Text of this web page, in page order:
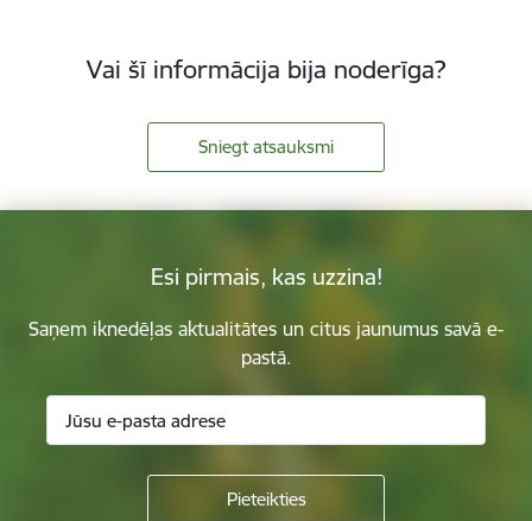
Vai šī informācija bija noderīga?
Sniegt atsauksmi
Esi pirmais, kas uzzina!
Saņem iknedēļas aktualitātes un citus jaunumus savā e-
pastā.